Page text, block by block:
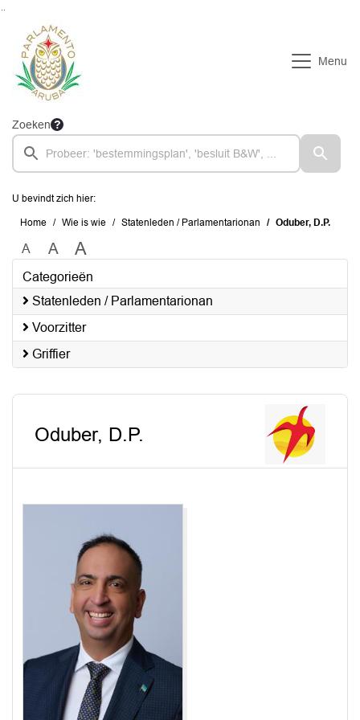
Menu
Zoeken
U bevindt zich hier:
Home Wie is wie Statenleden / Parlamentarionan Oduber, D.P.
A A A
Categorieën
Statenleden / Parlamentarionan
Voorzitter
Griffier
Oduber, D.P.